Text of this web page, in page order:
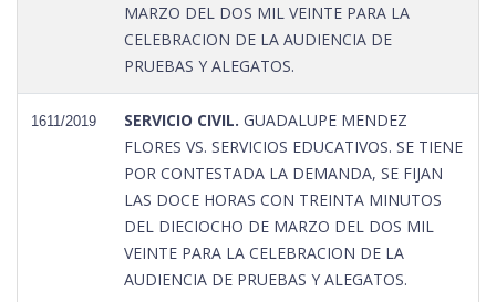
MARZO DEL DOS MIL VEINTE PARA LA
CELEBRACION DE LA AUDIENCIA DE
PRUEBAS Y ALEGATOS.
1611/2019 SERVICIO CIVIL. GUADALUPE MENDEZ
FLORES VS. SERVICIOS EDUCATIVOS. SE TIENE
POR CONTESTADA LA DEMANDA, SE FIJAN
LAS DOCE HORAS CON TREINTA MINUTOS
DEL DIECIOCHO DE MARZO DEL DOS MIL
VEINTE PARA LA CELEBRACION DE LA
AUDIENCIA DE PRUEBAS Y ALEGATOS.